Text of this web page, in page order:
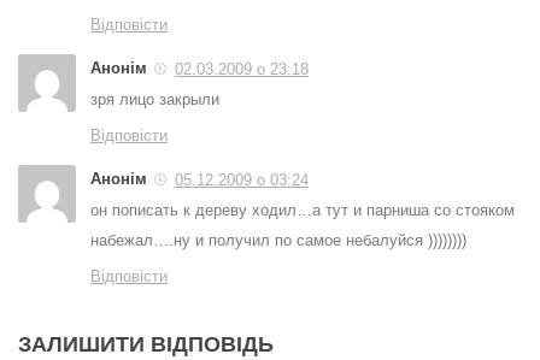
Відповісти
Анонім
02.03.2009 о 23:18
зря лицо закрыли
Відповісти
Анонім
05.12.2009 о 03:24
он пописать к дереву ходил…а тут и парниша со стояком
набежал….ну и получил по самое небалуйся ))))))))
Відповісти
ЗАЛИШИТИ ВІДПОВІДЬ